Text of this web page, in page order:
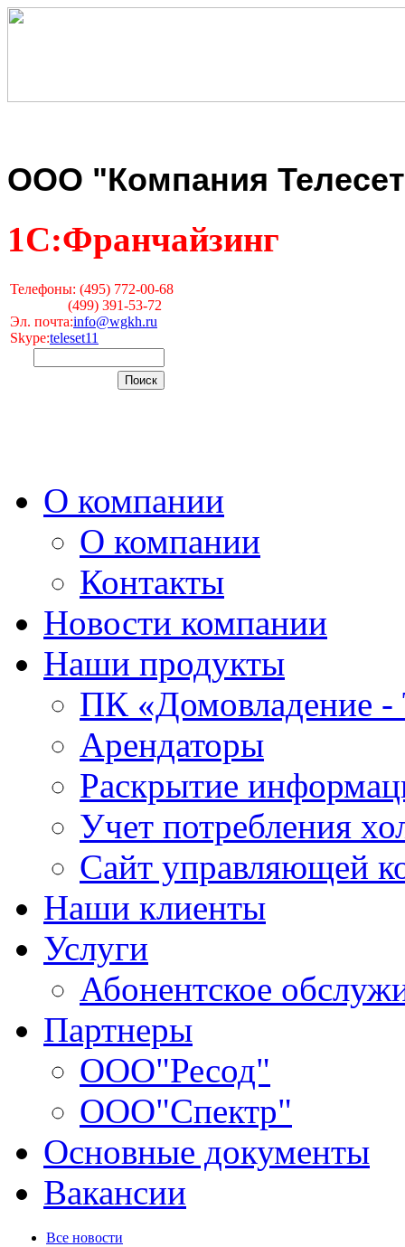
ООО "Компания
1С:Франчайзинг
Телефоны: (495) 772-00-68
(499) 391-53-72
Эл. почта:info@wgkh.ru
Skype:teleset11
О компании
О компании
Контакты
Новости компании
Наши продукты
ПК «Домовладение -
Арендаторы
Раскрытие
Учет потребления
Сайт управляющей
Наши клиенты
Услуги
Абонентское
Партнеры
ООО"Ресод"
ООО"Спектр"
Основные документы
Вакансии
Все новости